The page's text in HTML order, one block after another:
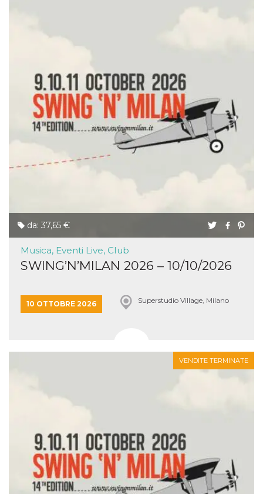
da: 37,65 €
Musica, Eventi Live, Club
SWING’N’MILAN 2026 – 10/10/2026
10 OTTOBRE 2026 Superstudio Village, Milano
VENDITE TERMINATE